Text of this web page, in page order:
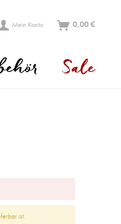
Mein Konto 0,00 €
Sale
ist.